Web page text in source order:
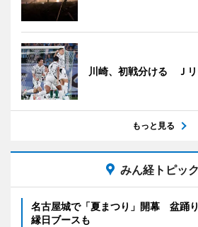
川崎、初戦分ける Ｊ
もっと見る
みん経トピッ
名古屋城で「夏まつり」開幕 盆踊
縁日ブースも